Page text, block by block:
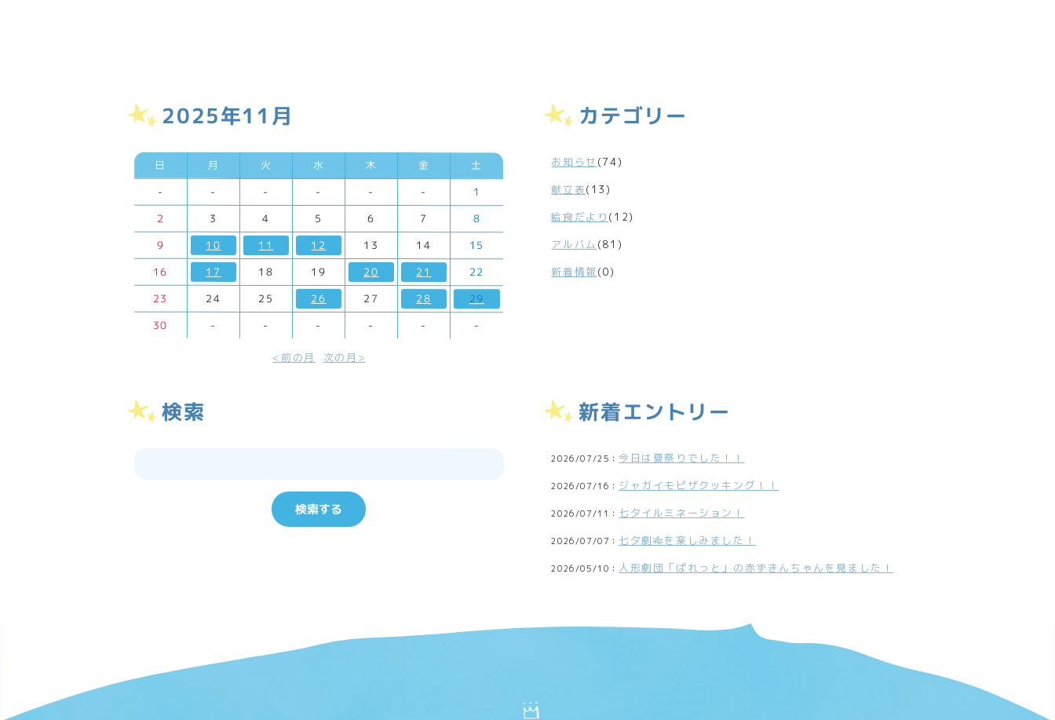
2025年11月
日 月 火 水 木 金 土
- - - - - - 1
2 3 4 5 6 7
8
9
10 11 12 13 14 15
16 17 18 19 20 21 22
23 24 25 26 27 28 29
30 - - - - - -
前の月 次の月
カテゴリー
お知らせ (74)
献立表(13)
給食だより (12)
アルバム (81)
新着情報 (0)
検索 新着エントリー
2026/07/25：今日は夏祭りでした！！
2026/07/16： ジャガイモピザクッキング！！
2026/07/11： 七夕イルミネーション！
2026/07/07： 七夕劇🎋を楽しみました！
2026/05/10： 人形劇団「ぱれっと」の赤ずきんちゃんを見ました！